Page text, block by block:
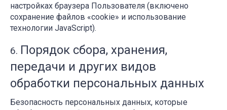
настройках браузера Пользователя (включено
сохранение файлов «cookie» и использование
технологии JavaScript).
Порядок сбора, хранения,
передачи и других видов
обработки персональных данных
Безопасность персональных данных, которые